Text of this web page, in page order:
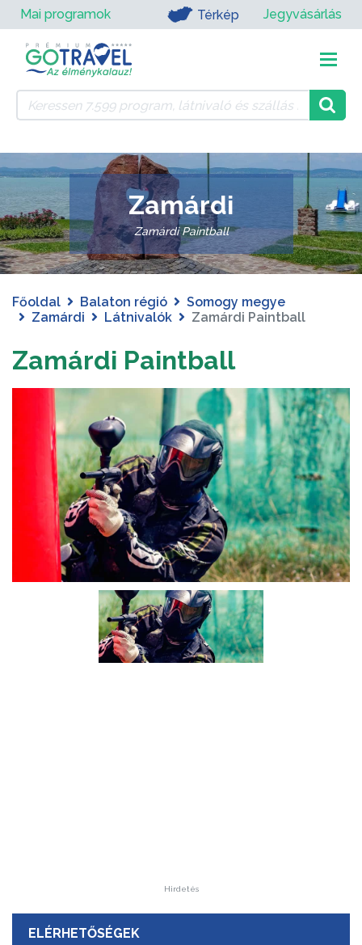
Mai programok Térkép Jegyvásárlás
Zamárdi
Zamárdi Paintball
Főoldal Balaton régió
Somogy megye
Zamárdi
Látnivalók Zamárdi Paintball
Zamárdi Paintball
Hirdetés
ELÉRHETŐSÉGEK